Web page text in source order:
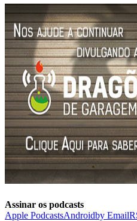
Assinar os podcasts
Apple PodcastsAndroidby Email